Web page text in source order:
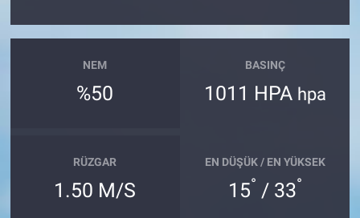
NEM
%50
BASINÇ
1011 HPA hpa
RÜZGAR
1.50 M/S
EN DÜŞÜK / EN YÜKSEK
15° / 33°